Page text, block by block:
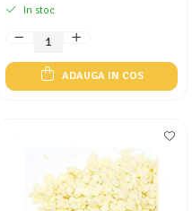
In stoc
ADAUGA IN COS